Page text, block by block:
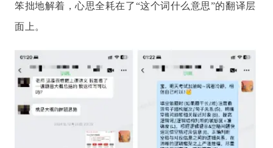
笨拙地解着，心思全耗在了“这个词什么意思”的翻译层
面上。